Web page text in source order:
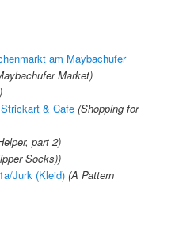
am Maybachufer
Market)
& Cafe (Shopping for
part 2)
Socks))
Jurk (Kleid) (A Pattern